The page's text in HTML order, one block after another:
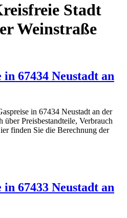
Stadt
Weinstraße
67434 Neustadt an
in 67434 Neustadt an der
Preisbestandteile, Verbrauch
finden Sie die Berechnung der
67433 Neustadt an